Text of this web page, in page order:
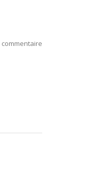
commentaire